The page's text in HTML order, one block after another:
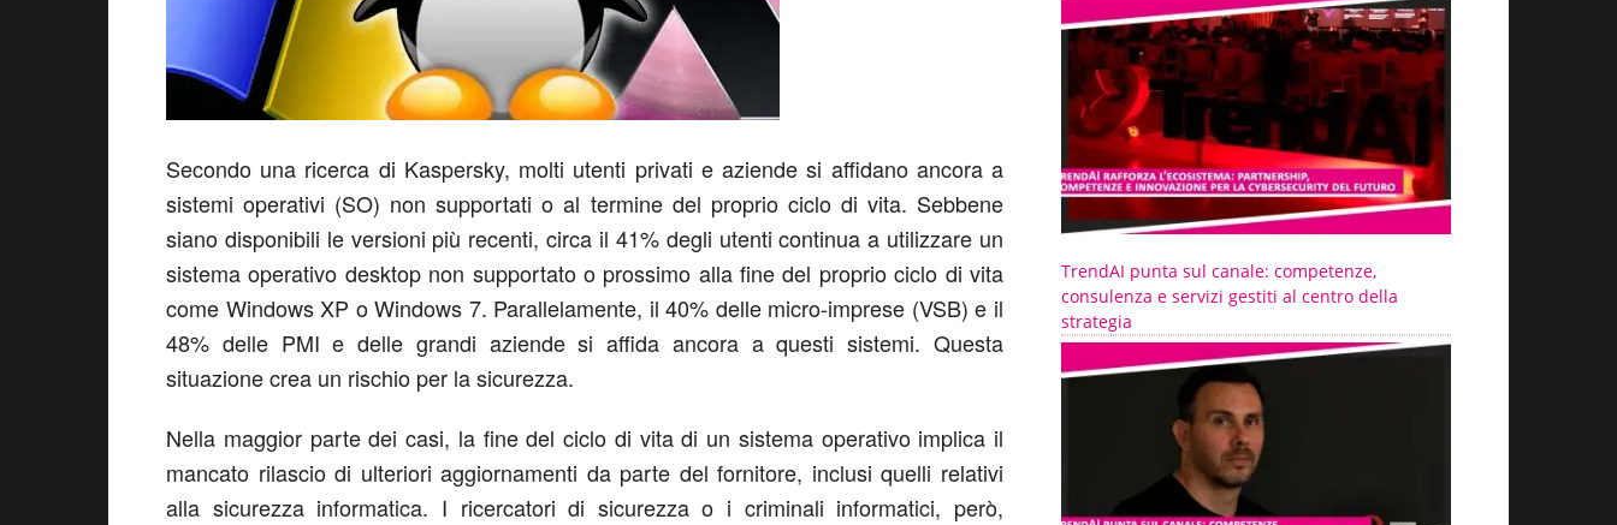
Secondo una ricerca di Kaspersky, molti utenti privati e aziende si affidano ancora a
sistemi operativi (SO) non supportati o al termine del proprio ciclo di vita. Sebbene
siano disponibili le versioni più recenti, circa il 41% degli utenti continua a utilizzare un
sistema operativo desktop non supportato o prossimo alla fine del proprio ciclo di vita
come Windows XP o Windows 7. Parallelamente, il 40% delle micro-imprese (VSB) e il
48% delle PMI e delle grandi aziende si affida ancora a questi sistemi. Questa
situazione crea un rischio per la sicurezza.
Nella maggior parte dei casi, la fine del ciclo di vita di un sistema operativo implica il
mancato rilascio di ulteriori aggiornamenti da parte del fornitore, inclusi quelli relativi
alla sicurezza informatica. I ricercatori di sicurezza o i criminali informatici, però,
TrendAI punta sul canale: competenze,
consulenza e servizi gestiti al centro della
strategia